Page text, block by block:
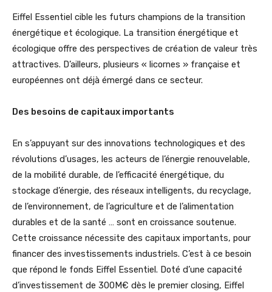
Eiffel Essentiel cible les futurs champions de la transition
énergétique et écologique. La transition énergétique et
écologique offre des perspectives de création de valeur très
attractives. D’ailleurs, plusieurs « licornes » française et
européennes ont déjà émergé dans ce secteur.
Des besoins de capitaux importants
En s’appuyant sur des innovations technologiques et des
révolutions d’usages, les acteurs de l’énergie renouvelable,
de la mobilité durable, de l’efficacité énergétique, du
stockage d’énergie, des réseaux intelligents, du recyclage,
de l’environnement, de l’agriculture et de l’alimentation
durables et de la santé … sont en croissance soutenue.
Cette croissance nécessite des capitaux importants, pour
financer des investissements industriels. C’est à ce besoin
que répond le fonds Eiffel Essentiel. Doté d’une capacité
d’investissement de 300M€ dès le premier closing, Eiffel